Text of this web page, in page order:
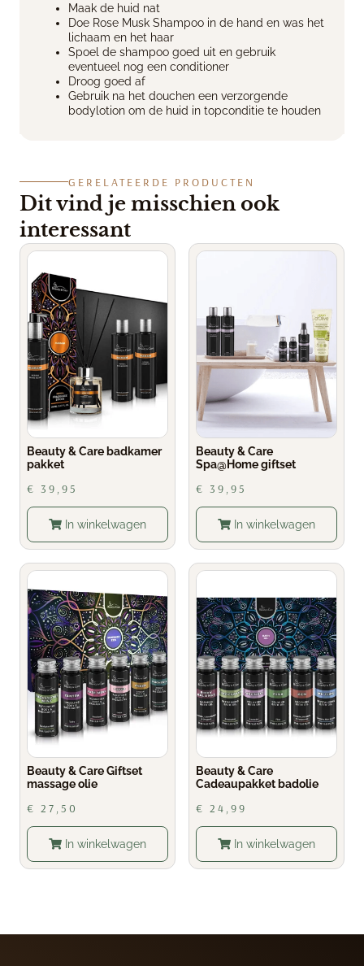
Maak de huid nat
Doe Rose Musk Shampoo in de hand en was het
lichaam en het haar
Spoel de shampoo goed uit en gebruik
eventueel nog een conditioner
Droog goed af
Gebruik na het douchen een verzorgende
bodylotion om de huid in topconditie te houden
GERELATEERDE PRODUCTEN
Dit vind je misschien ook
interessant
Beauty & Care badkamer
pakket
€ 39,95
In winkelwagen
Beauty & Care
Spa@Home giftset
€ 39,95
In winkelwagen
Beauty & Care Giftset
massage olie
€ 27,50
In winkelwagen
Beauty & Care
Cadeaupakket badolie
€ 24,99
In winkelwagen